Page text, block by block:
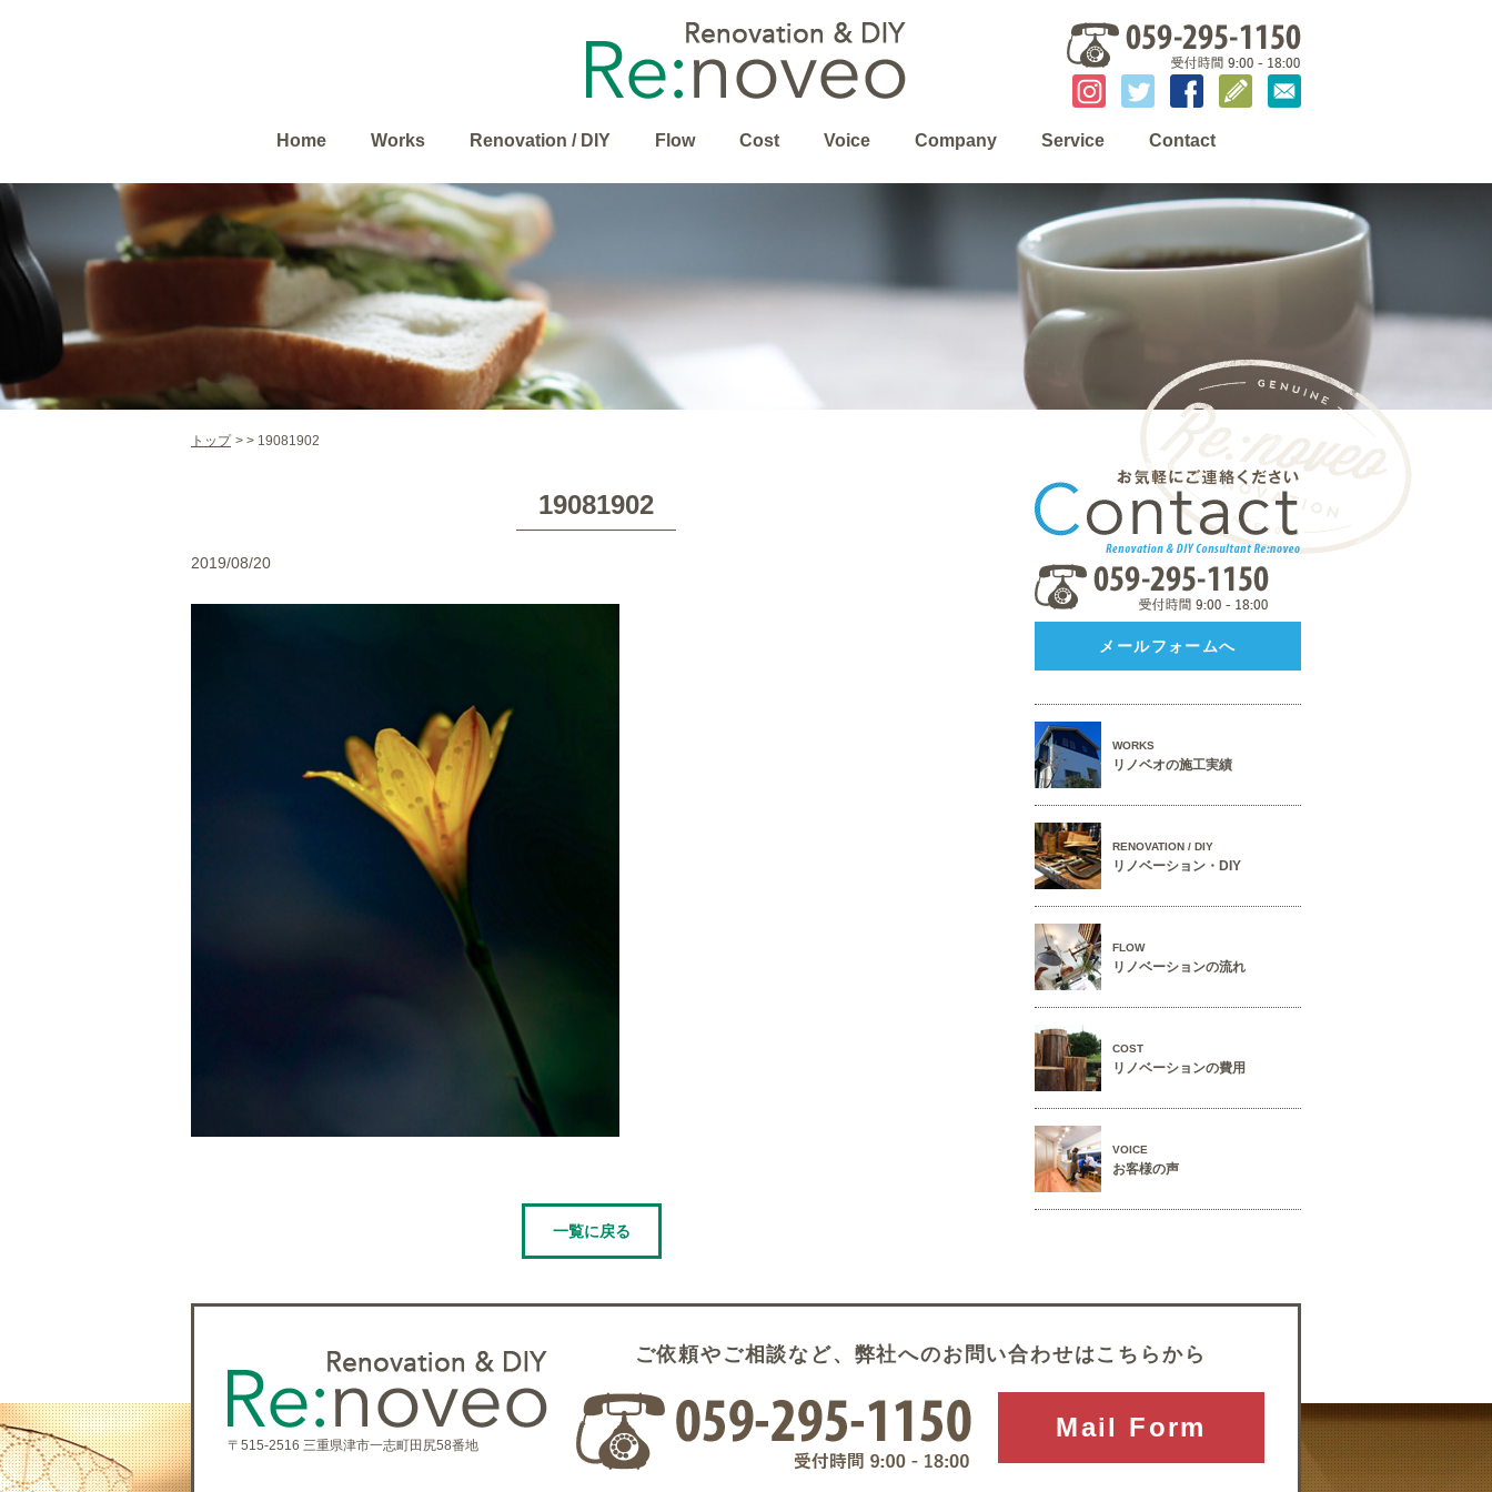
Home Works Renovation / DIY Flow Cost Voice Company Service Contact
トップ 19081902
19081902
2019/08/20
一覧に戻る
メールフォームへ
WORKS
リノベオの施工実績
RENOVATION / DIY
リノベーション・DIY
FLOW
リノベーションの流れ
COST
リノベーションの費用
VOICE
お客様の声
〒515-2516 三重県津市一志町田尻58番地
ご依頼やご相談など、弊社へのお問い合わせはこちらから
Mail Form